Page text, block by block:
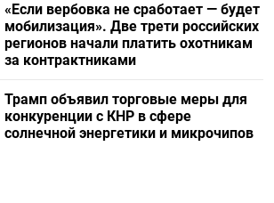
«Если вербовка не сработает — будет
мобилизация». Две трети российских
регионов начали платить охотникам
за контрактниками
Трамп объявил торговые меры для
конкуренции с КНР в сфере
солнечной энергетики и микрочипов